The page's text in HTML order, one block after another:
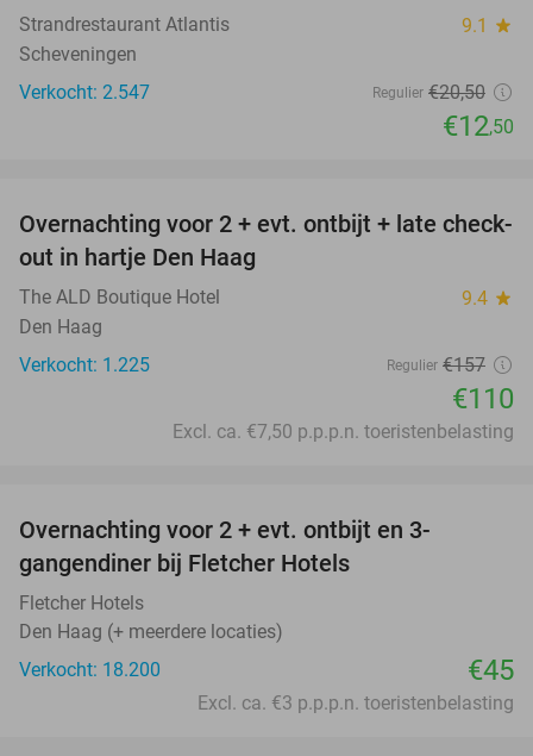
Strandrestaurant Atlantis 9.1 star
Scheveningen
Verkocht: 2.547
Regulier €20,50
€12,50
30%
Overnachting voor 2 + evt. ontbijt + late check-
out in hartje Den Haag
The ALD Boutique Hotel 9.4 star
Den Haag
Verkocht: 1.225
Regulier €157
€110
Excl. ca. €7,50 p.p.p.n. toeristenbelasting
Overnachting voor 2 + evt. ontbijt en 3-
gangendiner bij Fletcher Hotels
Fletcher Hotels
Den Haag (+ meerdere locaties)
Verkocht: 18.200
€45
Excl. ca. €3 p.p.p.n. toeristenbelasting